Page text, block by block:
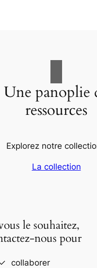
Une panoplie
ressources
Explorez notre
La collection
le souhaitez,
nous pour
collaborer